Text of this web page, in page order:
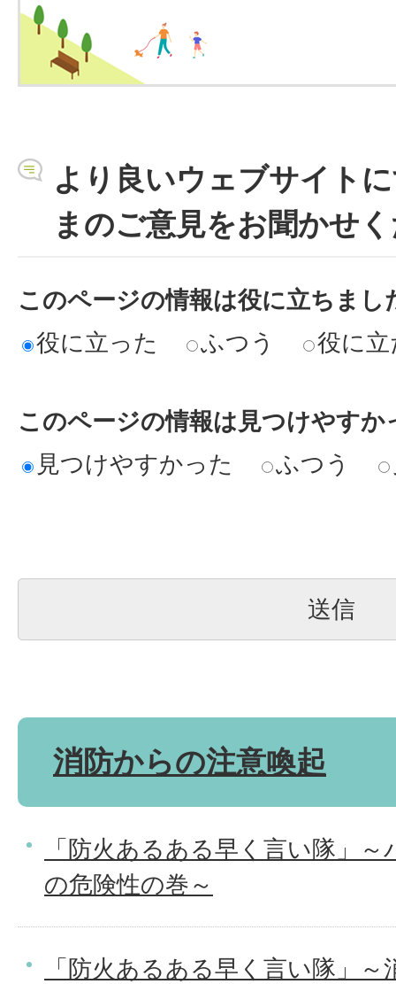
より良いウェブサイト
まのご意見をお聞かせ
このページの情報は役に立ちまし
役に立った
ふつう 役に
このページの情報は見つけやすか
見つけやすかった
ふつう
消防からの注意喚起
「防火あるある早く言い隊」
の危険性の巻～
「防火あるある早く言い隊」